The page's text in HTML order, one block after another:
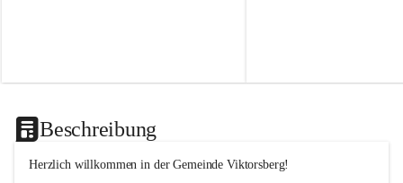
Beschreibung
Herzlich willkommen in der Gemeinde Viktorsberg!